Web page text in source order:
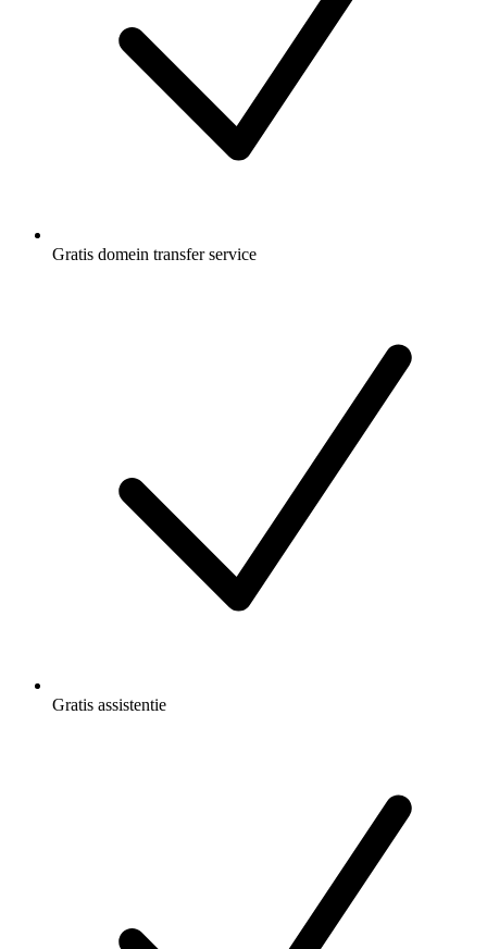
Gratis domein transfer service
Gratis assistentie